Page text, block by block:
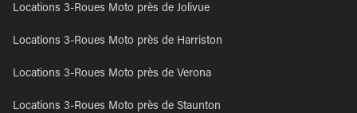
Locations 3-Roues Moto près de Jolivue
Locations 3-Roues Moto près de Harriston
Locations 3-Roues Moto près de Verona
Locations 3-Roues Moto près de Staunton